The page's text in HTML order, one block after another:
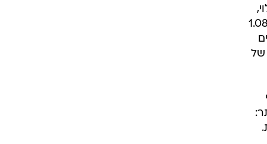
של ישראל, סל הקניות באותם פריטים בדיוק לא ירד. הוא דווקא עלה, באחוז ו-1.08
של